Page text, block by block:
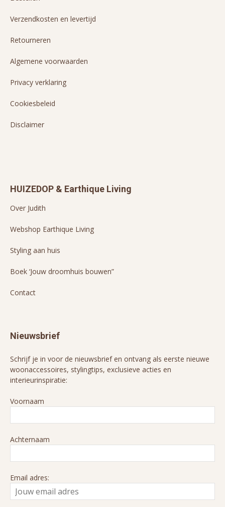
Verzendkosten en levertijd
Retourneren
Algemene voorwaarden
Privacy verklaring
Cookiesbeleid
Disclaimer
HUIZEDOP & Earthique Living
Over Judith
Webshop Earthique Living
Styling aan huis
Boek ‘Jouw droomhuis bouwen”
Contact
Nieuwsbrief
Schrijf je in voor de nieuwsbrief en ontvang als eerste nieuwe
woonaccessoires, stylingtips, exclusieve acties en
interieurinspiratie:
Voornaam
Achternaam
Email adres: